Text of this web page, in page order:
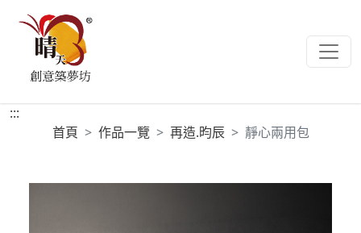
:::
首頁
作品一覽 再造.昀辰 靜心兩用包